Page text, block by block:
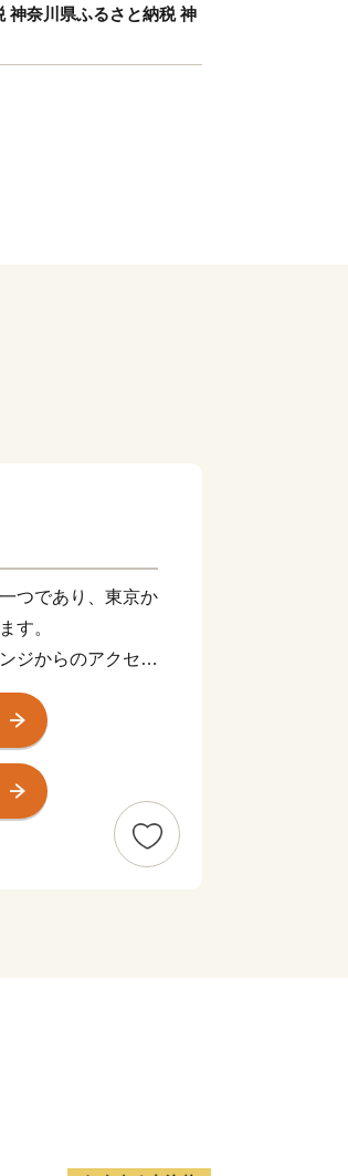
神奈川県ふるさと納税 神
つであり、東京か
す。
ジからのアクセス
本で人気の観光地
す。
客が訪れます。
遺産にも登録され